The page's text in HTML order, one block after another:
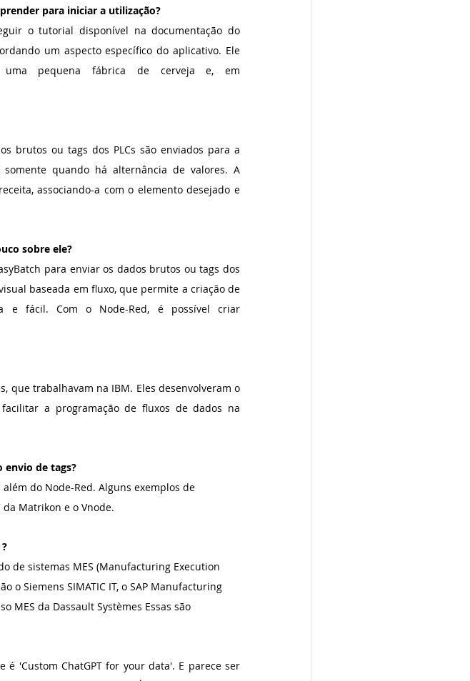
para iniciar a utilização?
o tutorial disponível na documentação do
um aspecto específico do aplicativo. Ele
pequena fábrica de cerveja e, em
brutos ou tags dos PLCs são enviados para a
quando há alternância de valores. A
associando-a com o elemento desejado e
sobre ele?
para enviar os dados brutos ou tags dos
baseada em fluxo, que permite a criação de
e fácil. Com o Node-Red, é possível criar
que trabalhavam na IBM. Eles desenvolveram o
a programação de fluxos de dados na
envio de tags?
do Node-Red. Alguns exemplos de
Matrikon e o Vnode.
de sistemas MES (Manufacturing Execution
o Siemens SIMATIC IT, o SAP Manufacturing
MES da Dassault Systèmes Essas são
'Custom ChatGPT for your data'. E parece ser